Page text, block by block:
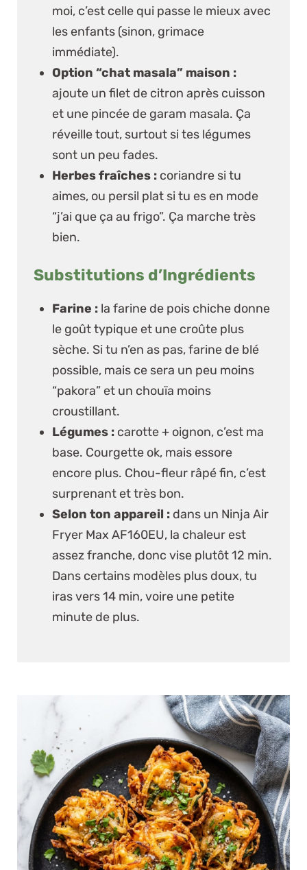
moi, c’est celle qui passe le mieux avec
les enfants (sinon, grimace
immédiate).
Option “chat masala” maison :
ajoute un filet de citron après cuisson
et une pincée de garam masala. Ça
réveille tout, surtout si tes légumes
sont un peu fades.
Herbes fraîches : coriandre si tu
aimes, ou persil plat si tu es en mode
“j’ai que ça au frigo”. Ça marche très
bien.
Substitutions d’Ingrédients
Farine : la farine de pois chiche donne
le goût typique et une croûte plus
sèche. Si tu n’en as pas, farine de blé
possible, mais ce sera un peu moins
“pakora” et un chouïa moins
croustillant.
Légumes : carotte + oignon, c’est ma
base. Courgette ok, mais essore
encore plus. Chou-fleur râpé fin, c’est
surprenant et très bon.
Selon ton appareil : dans un Ninja Air
Fryer Max AF160EU, la chaleur est
assez franche, donc vise plutôt 12 min.
Dans certains modèles plus doux, tu
iras vers 14 min, voire une petite
minute de plus.